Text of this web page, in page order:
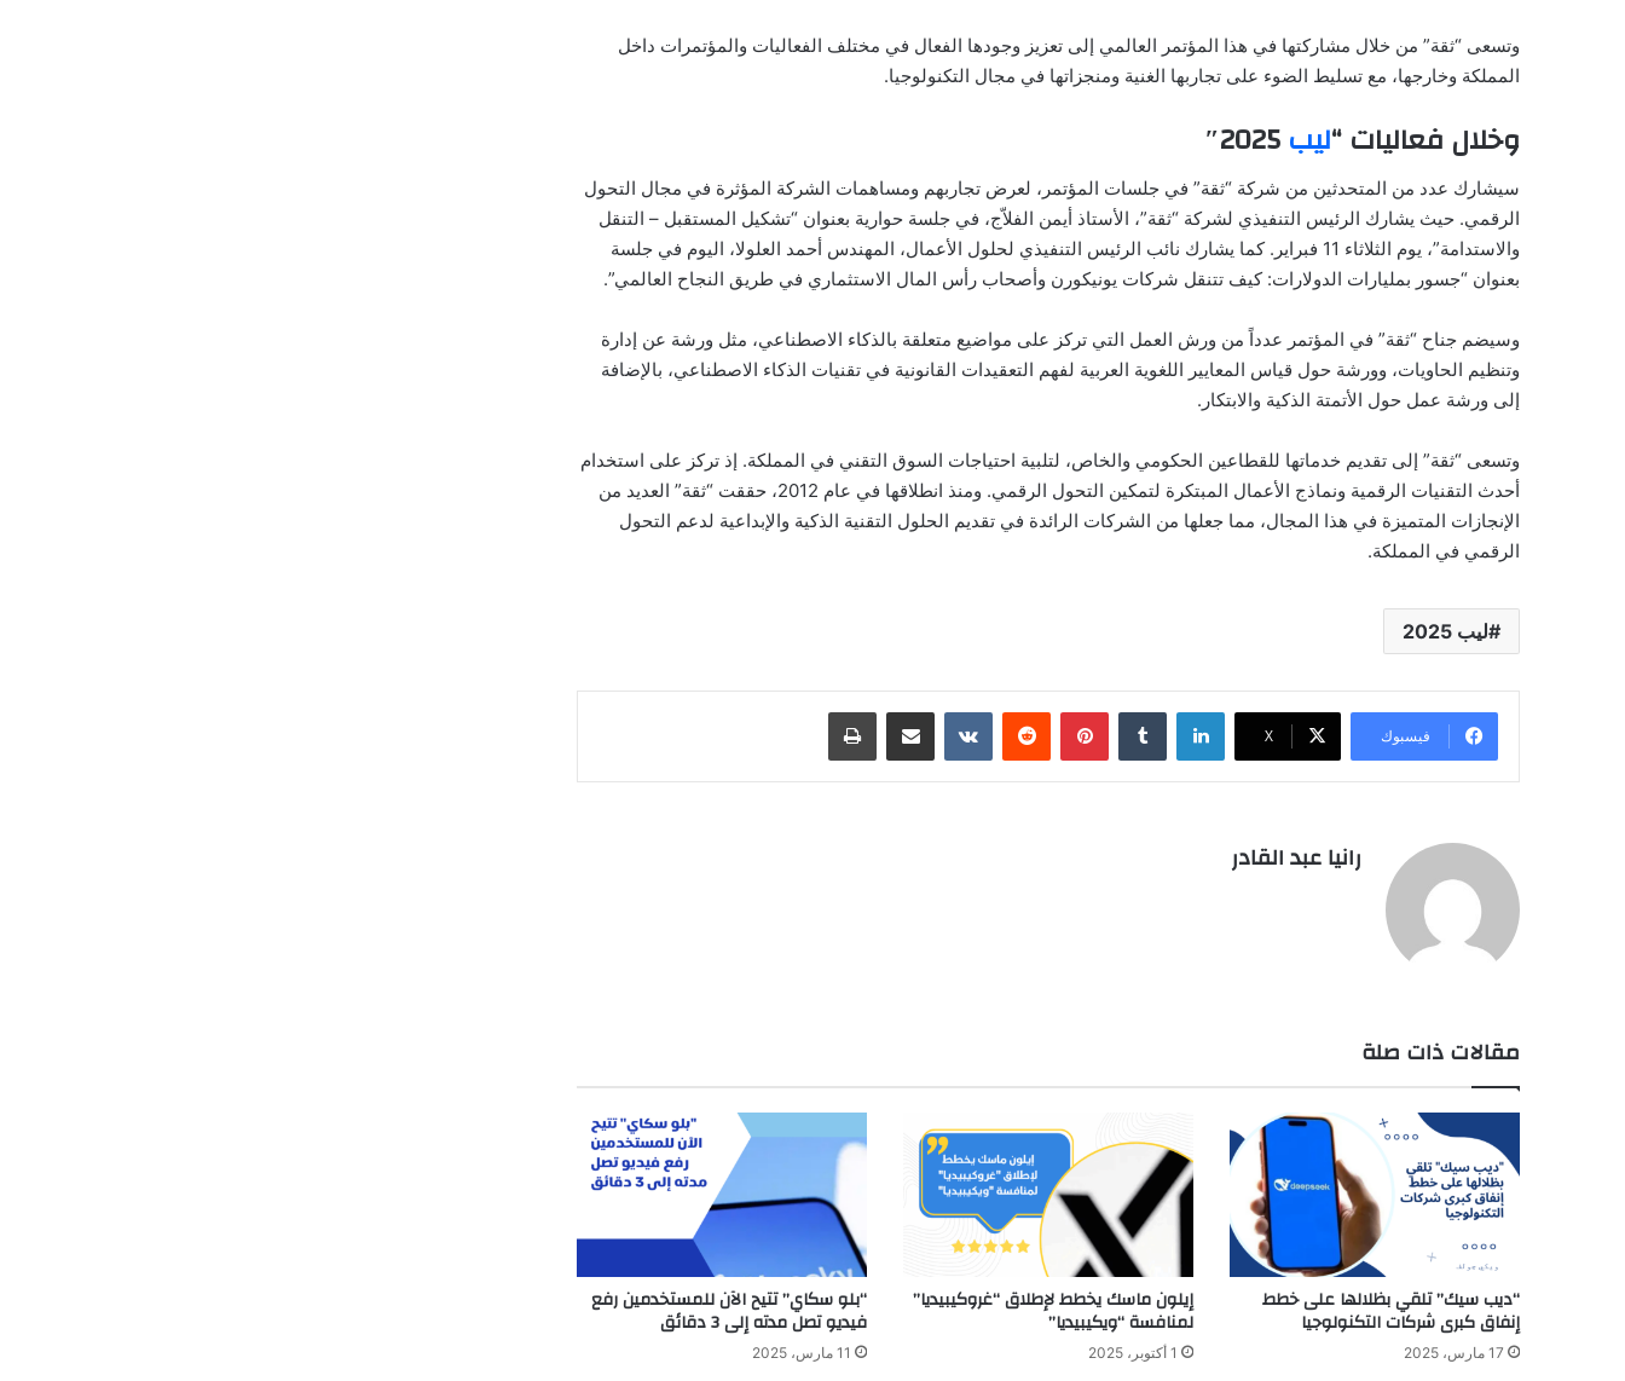
وتسعى “ثقة” من خلال مشاركتها في هذا المؤتمر العالمي إلى تعزيز وجودها الفعال في مختلف الفعاليات والمؤتمرات داخل
المملكة وخارجها، مع تسليط الضوء على تجاربها الغنية ومنجزاتها في مجال التكنولوجيا.
وخلال فعاليات “ليب
سيشارك عدد من المتحدثين من شركة “ثقة” في جلسات المؤتمر، لعرض تجاربهم ومساهمات الشركة المؤثرة في مجال التحول
الرقمي. حيث يشارك الرئيس التنفيذي لشركة “ثقة”، الأستاذ أيمن الفلاّج، في جلسة حوارية بعنوان “تشكيل المستقبل – التنقل
والاستدامة”، يوم الثلاثاء 11 فبراير. كما يشارك نائب الرئيس التنفيذي لحلول الأعمال، المهندس أحمد العلولا، اليوم في جلسة
بعنوان “جسور بمليارات الدولارات: كيف تتنقل شركات يونيكورن وأصحاب رأس المال الاستثماري في طريق النجاح العالمي”.
وسيضم جناح “ثقة” في المؤتمر عدداً من ورش العمل التي تركز على مواضيع متعلقة بالذكاء الاصطناعي، مثل ورشة عن إدارة
وتنظيم الحاويات، وورشة حول قياس المعايير اللغوية العربية لفهم التعقيدات القانونية في تقنيات الذكاء الاصطناعي، بالإضافة
إلى ورشة عمل حول الأتمتة الذكية والابتكار.
وتسعى “ثقة” إلى تقديم خدماتها للقطاعين الحكومي والخاص، لتلبية احتياجات السوق التقني في المملكة. إذ تركز على استخدام
أحدث التقنيات الرقمية ونماذج الأعمال المبتكرة لتمكين التحول الرقمي. ومنذ انطلاقها في عام 2012، حققت “ثقة” العديد من
الإنجازات المتميزة في هذا المجال، مما جعلها من الشركات الرائدة في تقديم الحلول التقنية الذكية والإبداعية لدعم التحول
الرقمي في المملكة.
ليب 2025
فيسبوك ‫X
لينكدإن بينتيريست مشاركة عبر البريد طباعة
رانيا عبد القادر
مقالات ذات صلة
“ديب سيك” تلقي بظلالها على خطط
إنفاق كبرى شركات التكنولوجيا
17 مارس، 2025
إيلون ماسك يخطط لإطلاق “غروكيبيديا”
لمنافسة “ويكيبيديا”
1 أكتوبر، 2025
“بلو سكاي” تتيح الآن للمستخدمين رفع
فيديو تصل مدته إلى 3 دقائق
11 مارس، 2025